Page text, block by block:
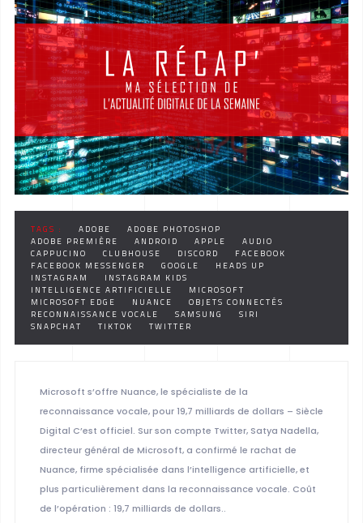
TAGS : ADOBE
ADOBE PHOTOSHOP
ADOBE PREMIÈRE
ANDROID APPLE
AUDIO
CAPPUCINO
CLUBHOUSE DISCORD
FACEBOOK
FACEBOOK MESSENGER
GOOGLE
HEADS UP
INSTAGRAM
INSTAGRAM KIDS
INTELLIGENCE ARTIFICIELLE
MICROSOFT
MICROSOFT EDGE
NUANCE
OBJETS CONNECTÉS
RECONNAISSANCE VOCALE
SAMSUNG
SIRI
SNAPCHAT
TIKTOK TWITTER
Microsoft s’offre Nuance, le spécialiste de la
reconnaissance vocale, pour 19,7 milliards de dollars – Siècle
Digital C’est officiel. Sur son compte Twitter, Satya Nadella,
directeur général de Microsoft, a confirmé le rachat de
Nuance, firme spécialisée dans l’intelligence artificielle, et
plus particulièrement dans la reconnaissance vocale. Coût
de l’opération : 19,7 milliards de dollars..